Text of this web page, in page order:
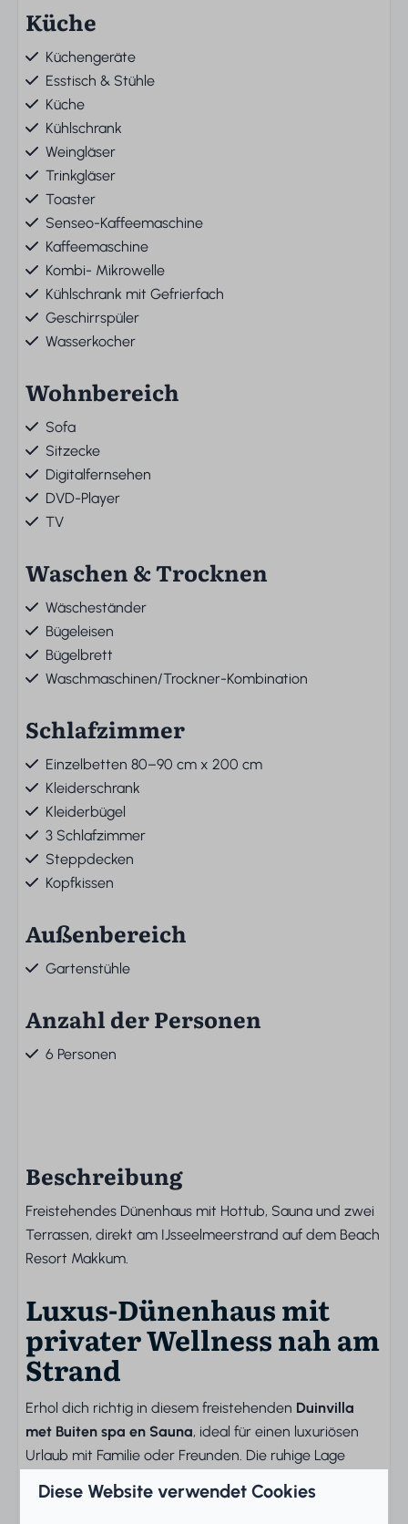
Küche
Küchengeräte
Esstisch & Stühle
Küche
Kühlschrank
Weingläser
Trinkgläser
Toaster
Senseo-Kaffeemaschine
Kaffeemaschine
Kombi- Mikrowelle
Kühlschrank mit Gefrierfach
Geschirrspüler
Wasserkocher
Wohnbereich
Sofa
Sitzecke
Digitalfernsehen
DVD-Player
TV
Waschen & Trocknen
Wäscheständer
Bügeleisen
Bügelbrett
Waschmaschinen/Trockner-Kombination
Schlafzimmer
Einzelbetten 80–90 cm x 200 cm
Kleiderschrank
Kleiderbügel
3 Schlafzimmer
Steppdecken
Kopfkissen
Außenbereich
Gartenstühle
Anzahl der Personen
6 Personen
Beschreibung
Freistehendes Dünenhaus mit Hottub, Sauna und zwei
Terrassen, direkt am IJsseelmeerstrand auf dem Beach
Resort Makkum.
Luxus-Dünenhaus mit
privater Wellness nah am
Strand
Erhol dich richtig in diesem freistehenden Duinvilla
met Buiten spa en Sauna, ideal für einen luxuriösen
Urlaub mit Familie oder Freunden. Die ruhige Lage
Platz und Komfort inmitten einer natürlichen
Diese Website verwendet Cookies